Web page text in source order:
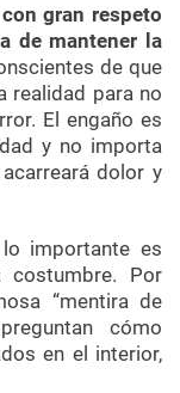
gran respeto
de mantener la
de que
realidad para no
El engaño es
y no importa
dolor y
importante es
Por
“mentira de
cómo
en el interior,